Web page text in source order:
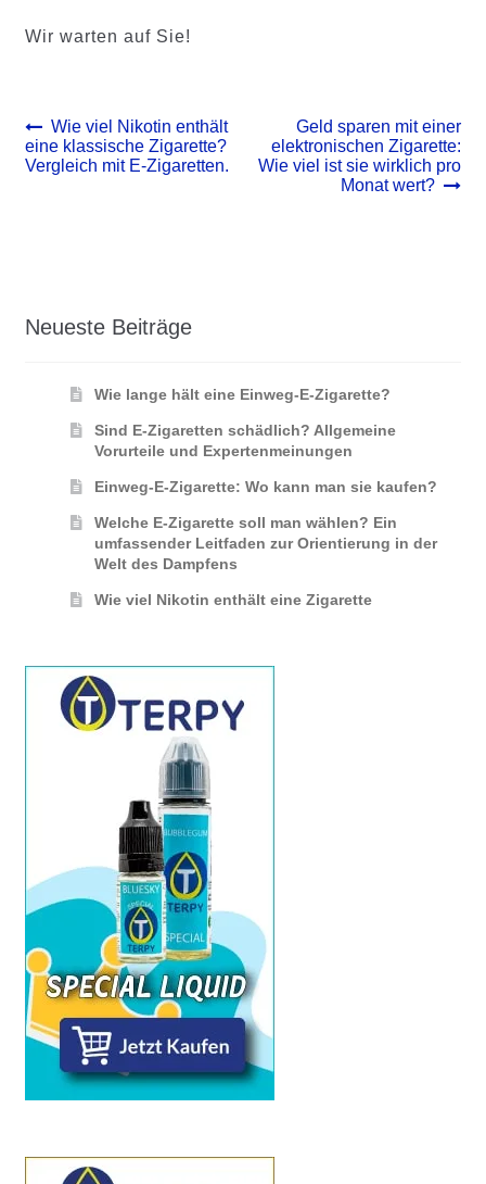
Wir warten auf Sie!
Beitrags-
Navigation
Vorheriger
Beitrag:
Wie viel Nikotin enthält
eine klassische Zigarette?
Vergleich mit E-Zigaretten.
Nächster
Beitrag:
Geld sparen mit einer
elektronischen Zigarette:
Wie viel ist sie wirklich pro
Monat wert?
Neueste Beiträge
Wie lange hält eine Einweg-E-Zigarette?
Sind E-Zigaretten schädlich? Allgemeine
Vorurteile und Expertenmeinungen
Einweg-E-Zigarette: Wo kann man sie kaufen?
Welche E-Zigarette soll man wählen? Ein
umfassender Leitfaden zur Orientierung in der
Welt des Dampfens
Wie viel Nikotin enthält eine Zigarette